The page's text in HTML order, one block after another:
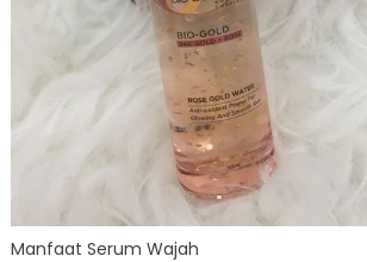
Manfaat Serum Wajah